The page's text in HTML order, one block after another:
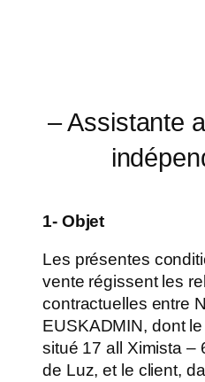
– Assistante
1- Objet
Les présentes
vente régissent les
contractuelles entre
EUSKADMIN, dont
situé 17 all Ximista –
de Luz, et le client,